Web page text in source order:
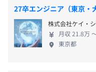
・サーバ：Amazon
・OS：Linux
・言語：Node.js
・Web Server：Node.js
・健康保険
・厚生年金
27卒エンジニア（東京・
株式会社ケイ・
月収 21.8万
東京都